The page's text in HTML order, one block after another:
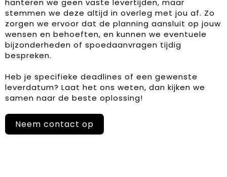
hanteren we geen vaste levertijden, maar
stemmen we deze altijd in overleg met jou af. Zo
zorgen we ervoor dat de planning aansluit op jouw
wensen en behoeften, en kunnen we eventuele
bijzonderheden of spoedaanvragen tijdig
bespreken.
Heb je specifieke deadlines of een gewenste
leverdatum? Laat het ons weten, dan kijken we
samen naar de beste oplossing!
Neem contact op